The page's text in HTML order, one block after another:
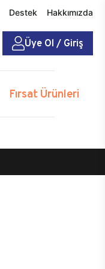
Destek Hakkımızda
Üye Ol / Giriş
Fırsat Ürünleri